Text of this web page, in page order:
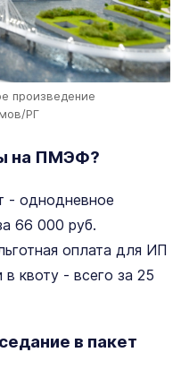
произведение
РГ
на ПМЭФ?
- однодневное
66 000 руб.
оплата для ИП
квоту - всего за 25
в пакет